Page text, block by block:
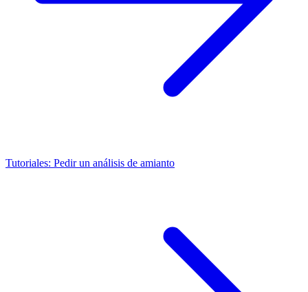
Tutoriales: Pedir un análisis de amianto